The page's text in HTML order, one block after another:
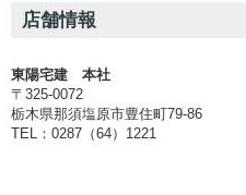
店舗情報
東陽宅建 本社
〒325-0072
栃木県那須塩原市豊住町79-86
TEL：0287（64）1221